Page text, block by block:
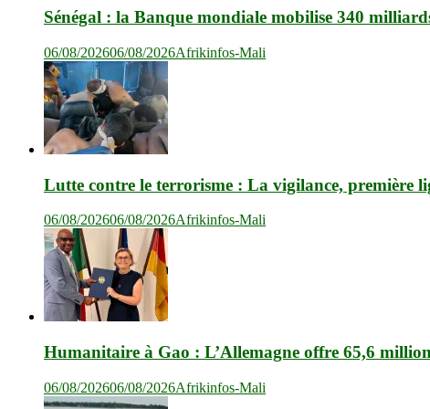
Sénégal : la Banque mondiale mobilise 340
06/08/202606/08/2026Afrikinfos-Mali
Lutte contre le terrorisme : La vigilance, première
06/08/202606/08/2026Afrikinfos-Mali
Humanitaire à Gao : L’Allemagne offre 65,6
06/08/202606/08/2026Afrikinfos-Mali